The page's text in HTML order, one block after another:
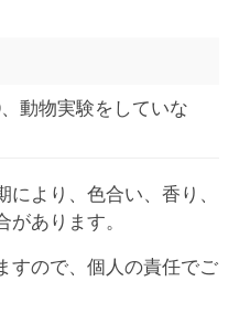
動物実験をしていな
より、色合い、香り、
あります。
すので、個人の責任でご